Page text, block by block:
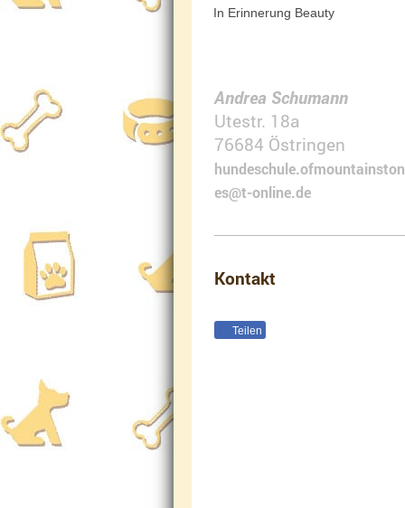
In Erinnerung Beauty
Andrea Schumann
Utestr. 18a
76684 Östringen
hundeschule.ofmountainston
es@t-online.de
Kontakt
Teilen